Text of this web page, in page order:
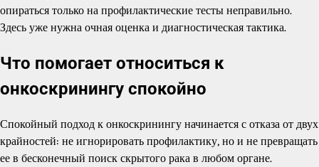
опираться только на профилактические тесты неправильно.
Здесь уже нужна очная оценка и диагностическая тактика.
Что помогает относиться к
онкоскринингу спокойно
Спокойный подход к онкоскринингу начинается с отказа от двух
крайностей: не игнорировать профилактику, но и не превращать
ее в бесконечный поиск скрытого рака в любом органе.